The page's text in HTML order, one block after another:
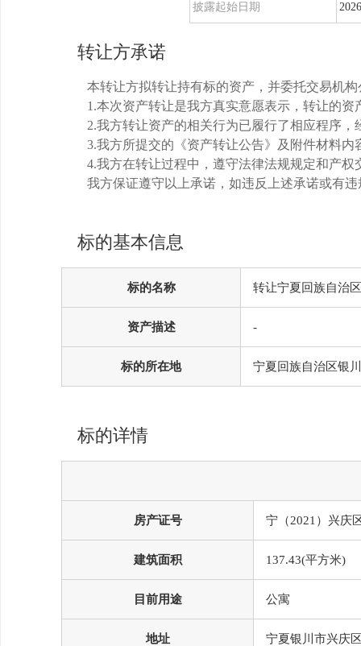
披露起始日期
转让方承诺
本转让方拟转让持有标的资产，并委托交易机
1.本次资产转让是我方真实意愿表示，转让的
2.我方转让资产的相关行为已履行了相应程序
3.我方所提交的《资产转让公告》及附件材料
4.我方在转让过程中，遵守法律法规规定和产
我方保证遵守以上承诺，如违反上述承诺或有
标的基本信息
标的名称 转让宁夏回族自治
资产描述 -
标的所在地 宁夏回族自治区银
标的详情
房产证号 宁（2021）兴庆
建筑面积 137.43(平方米)
目前用途 公寓
地址 宁夏银川市兴庆